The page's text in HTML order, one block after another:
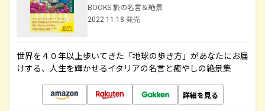
BOOKS 旅の名言＆絶景
2022.11.18 発売
世界を４０年以上歩いてきた「地球の歩き方」があなたにお届
けする、人生を輝かせるイタリアの名言と癒やしの絶景集
詳細を見る